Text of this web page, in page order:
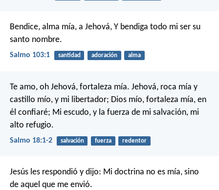
Bendice, alma mía, a Jehová, Y bendiga todo mi ser su
santo nombre.
Salmo 103:1 santidad adoración alma
Te amo, oh Jehová, fortaleza mía. Jehová, roca mía y
castillo mío, y mi libertador; Dios mío, fortaleza mía, en
él confiaré; Mi escudo, y la fuerza de mi salvación, mi
alto refugio.
Salmo 18:1-2 salvación fuerza redentor
Jesús les respondió y dijo: Mi doctrina no es mía, sino
de aquel que me envió.